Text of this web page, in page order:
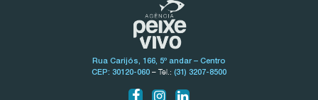
Rua Carijós, 166, 5º andar – Centro
CEP: 30120-060 – Tel.: (31) 3207-8500